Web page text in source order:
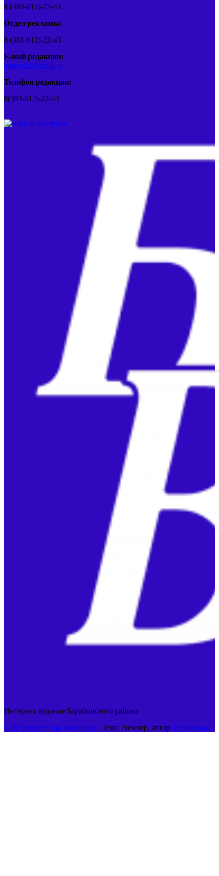
8 (383-612)-22-43
Отдел рекламы:
8 (383-612)-22-43
E-mail редакции:
barvest20@mail.ru
Телефон редакции:
8(383-612)-22-43
Интернет издание Барабинского района
Сайт работает на WordPress | Тема: Newsup, автор Themeansar